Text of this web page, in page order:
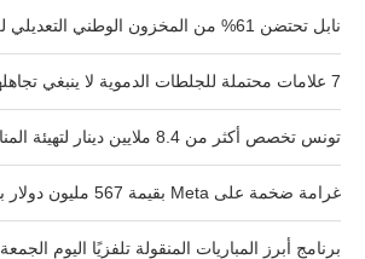
نابل تحتضن 61% من المخزون الوطني التعديلي للبطاطا
7 علامات محتملة للجلطات الدموية لا ينبغي تجاهلها
تونس تخصص أكثر من 8.4 ملايين دينار لتهيئة المناطق السياحية
غرامة ضخمة على Meta بقيمة 567 مليون دولار بسبب حماية القاصرين
برنامج أبرز المباريات المنقولة تلفزيًا اليوم الجمعة 7 أوت